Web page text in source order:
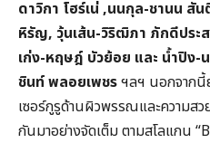
ดาวิกา โฮร์เน่ ,นนกุล-ชานน
หิรัญ, วุ้นเส้น-วิริฒิภา ภักดีประ
เก่ง-หฤษฎ์ บัวย้อย และ น้ำปิง-
ชินท์ พลอยเพชรฯลฯ นอกจากนี้
เซอร์กูรูด้านผิวพรรณและความส
กันมาอย่างจัดเต็ม ตามสโลแกน